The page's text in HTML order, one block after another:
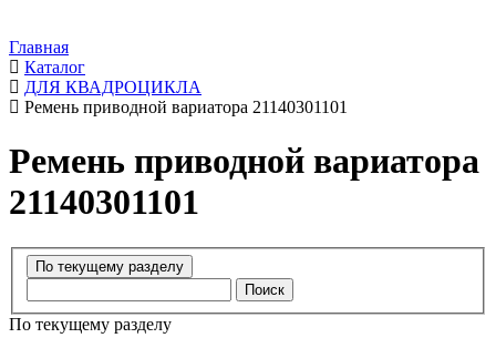
Главная
Каталог
ДЛЯ КВАДРОЦИКЛА
Ремень приводной вариатора 21140301101
Ремень приводной вариатора
21140301101
Поиск
По текущему разделу